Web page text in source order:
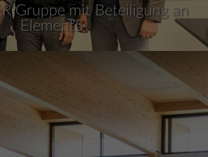
Gruppe mit Beteiligung an
Element5